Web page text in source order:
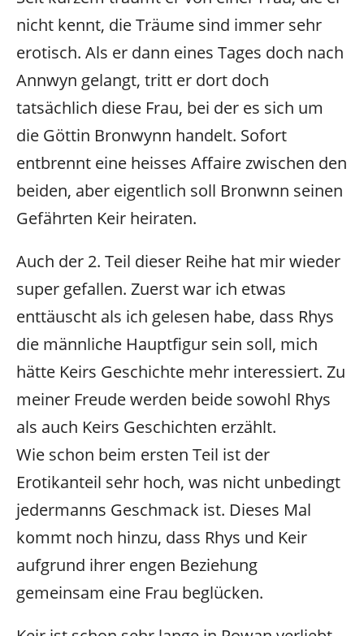
nicht kennt, die Träume sind immer sehr
erotisch. Als er dann eines Tages doch nach
Annwyn gelangt, tritt er dort doch
tatsächlich diese Frau, bei der es sich um
die Göttin Bronwynn handelt. Sofort
entbrennt eine heisses Affaire zwischen den
beiden, aber eigentlich soll Bronwnn seinen
Gefährten Keir heiraten.
Auch der 2. Teil dieser Reihe hat mir wieder
super gefallen. Zuerst war ich etwas
enttäuscht als ich gelesen habe, dass Rhys
die männliche Hauptfigur sein soll, mich
hätte Keirs Geschichte mehr interessiert. Zu
meiner Freude werden beide sowohl Rhys
als auch Keirs Geschichten erzählt.
Wie schon beim ersten Teil ist der
Erotikanteil sehr hoch, was nicht unbedingt
jedermanns Geschmack ist. Dieses Mal
kommt noch hinzu, dass Rhys und Keir
aufgrund ihrer engen Beziehung
gemeinsam eine Frau beglücken.